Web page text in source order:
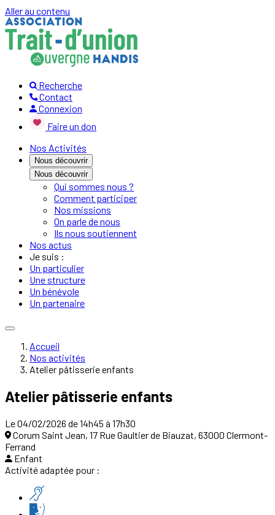
Aller au contenu
Recherche
Contact
Connexion
Faire un don
Nos Activités
Nous découvrir
Nous découvrir
Qui sommes nous ?
Comment participer
Nos missions
On parle de nous
Ils nous soutiennent
Nos actus
Je suis :
Un particulier
Une structure
Un bénévole
Un partenaire
Accueil
Nos activités
Atelier pâtisserie enfants
Atelier pâtisserie enfants
Le 04/02/2026 de 14h45 à 17h30
Corum Saint Jean, 17 Rue Gaultier de Biauzat, 63000 Clermont-
Ferrand
Enfant
Activité adaptée pour :